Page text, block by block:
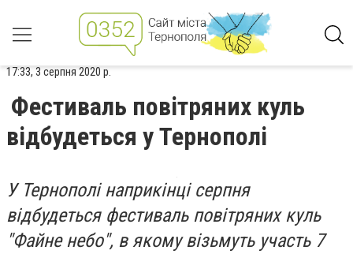
17:33, 3 серпня 2020 р.
Фестиваль повітряних куль
відбудеться у Тернополі
У Тернополі наприкінці серпня
відбудеться фестиваль повітряних куль
"Файне небо", в якому візьмуть участь 7